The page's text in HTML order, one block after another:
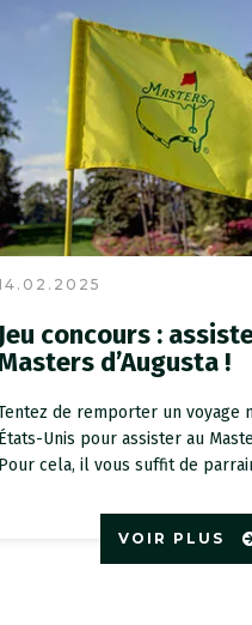
Jeu concours :
d’Augusta !
de remporter un voyage
États-Unis pour assister au
Pour cela, il vous suffit de
VOIR PLUS